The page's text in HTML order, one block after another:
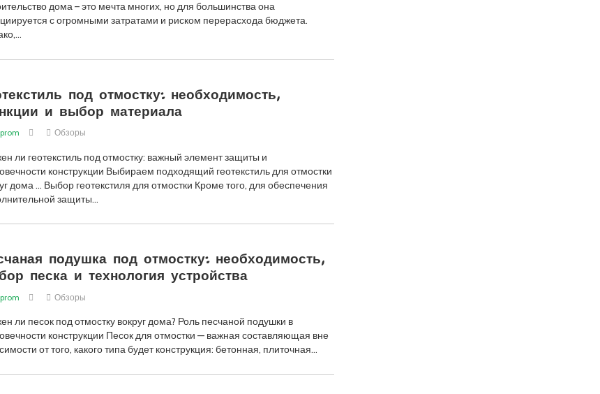
дома – это мечта многих, но для большинства она
с огромными затратами и риском перерасхода бюджета.
под отмостку: необходимость,
и выбор материала
Обзоры
ли геотекстиль под отмостку: важный элемент защиты и
конструкции Выбираем подходящий геотекстиль для отмостки
дома … Выбор геотекстиля для отмостки Кроме того, для обеспечения
защиты…
подушка под отмостку: необходимость,
песка и технология устройства
Обзоры
ли песок под отмостку вокруг дома? Роль песчаной подушки в
конструкции Песок для отмостки — важная составляющая вне
от того, какого типа будет конструкция: бетонная, плиточная…